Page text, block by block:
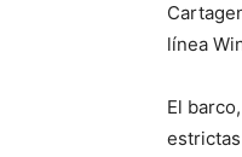
línea
El